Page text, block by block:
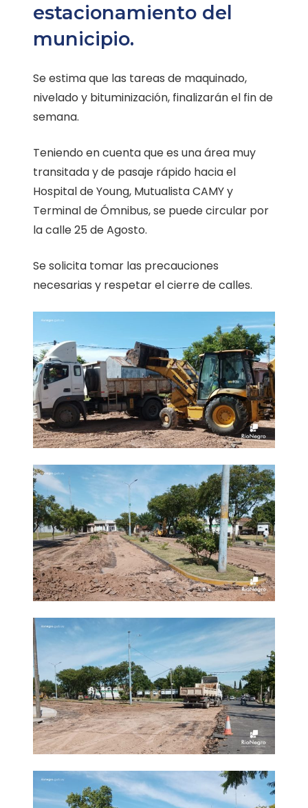
estacionamiento del
municipio.
Se estima que las tareas de maquinado,
nivelado y bituminización, finalizarán el fin de
semana.
Teniendo en cuenta que es una área muy
transitada y de pasaje rápido hacia el
Hospital de Young, Mutualista CAMY y
Terminal de Ómnibus, se puede circular por
la calle 25 de Agosto.
Se solicita tomar las precauciones
necesarias y respetar el cierre de calles.